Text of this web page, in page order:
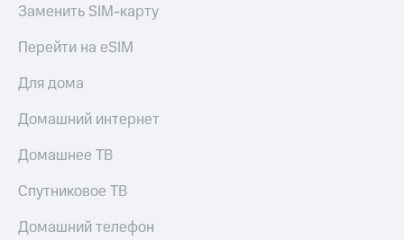
Заменить SIM-карту
Перейти на eSIM
Для дома
Домашний интернет
Домашнее ТВ
Спутниковое ТВ
Домашний телефон